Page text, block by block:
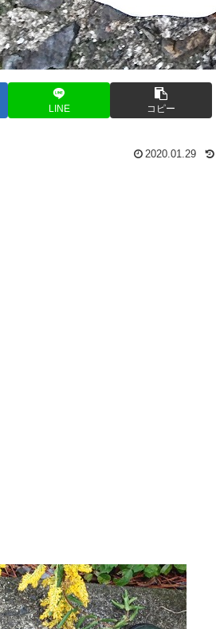
LINE コピー
2020.01.29